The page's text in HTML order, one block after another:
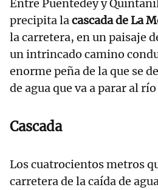
Entre Puentedey y
precipita lacascada de La
la carretera, en un paisaje
un intrincado camino
enorme peña de la que se
de agua que va a parar al
Cascada
Los cuatrocientos metros
carretera de la caída de